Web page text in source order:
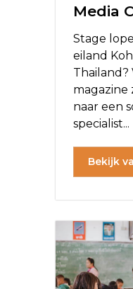
Media
Stage
eiland
Thailand?
magazine
naar een
specialist...
Bekijk